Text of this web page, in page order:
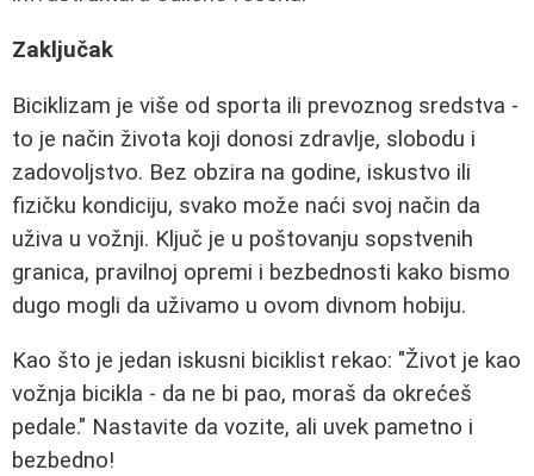
Zaključak
Biciklizam je više od sporta ili prevoznog sredstva -
to je način života koji donosi zdravlje, slobodu i
zadovoljstvo. Bez obzira na godine, iskustvo ili
fizičku kondiciju, svako može naći svoj način da
uživa u vožnji. Ključ je u poštovanju sopstvenih
granica, pravilnoj opremi i bezbednosti kako bismo
dugo mogli da uživamo u ovom divnom hobiju.
Kao što je jedan iskusni biciklist rekao: "Život je kao
vožnja bicikla - da ne bi pao, moraš da okrećeš
pedale." Nastavite da vozite, ali uvek pametno i
bezbedno!